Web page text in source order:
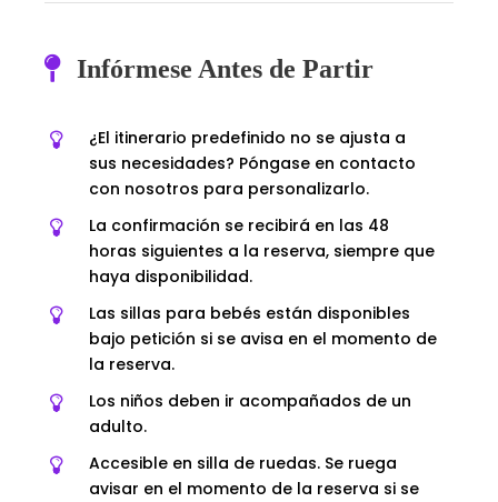
Infórmese Antes de Partir
¿El itinerario predefinido no se ajusta a
sus necesidades? Póngase en contacto
con nosotros para personalizarlo.
La confirmación se recibirá en las 48
horas siguientes a la reserva, siempre que
haya disponibilidad.
Las sillas para bebés están disponibles
bajo petición si se avisa en el momento de
la reserva.
Los niños deben ir acompañados de un
adulto.
Accesible en silla de ruedas. Se ruega
avisar en el momento de la reserva si se